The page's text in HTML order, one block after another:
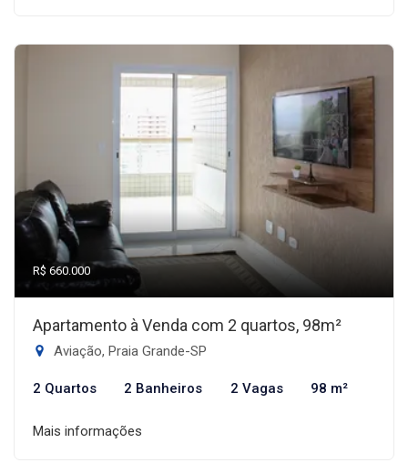
R$ 660.000
Apartamento à Venda com 2 quartos, 98m²
Aviação, Praia Grande-SP
2 Quartos 2 Banheiros 2 Vagas 98 m²
Mais informações